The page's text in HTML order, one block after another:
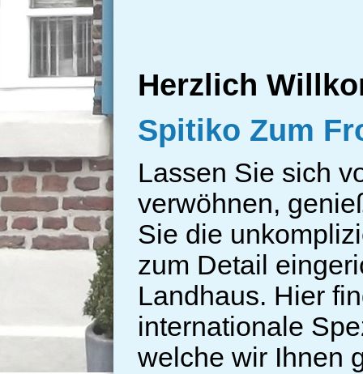
Herzlich
Spitiko Zum
Lassen Sie sich
verwöhnen,
Sie die
zum Detail
Landhaus. Hier
internationale
welche wir Ihnen